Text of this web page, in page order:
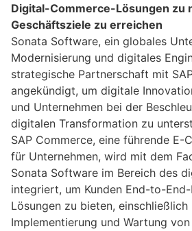
Digital-Commerce-Lösungen zu
Geschäftsziele zu erreichen
Sonata Software, ein globales
Modernisierung und digitales
strategische Partnerschaft mit
angekündigt, um digitale
und Unternehmen bei der
digitalen Transformation zu
SAP Commerce, eine führende E-
für Unternehmen, wird mit dem
Sonata Software im Bereich des
integriert, um Kunden End-to-
Lösungen zu bieten, einschließlich
Implementierung und Wartung